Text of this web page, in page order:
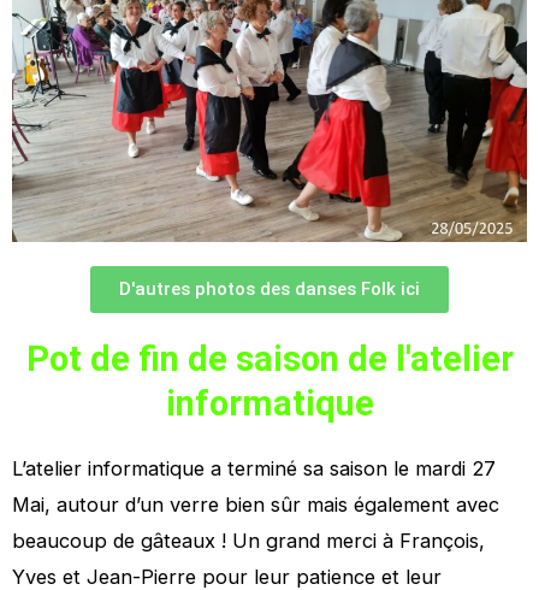
D'autres photos des danses Folk ici
Pot de fin de saison de l'atelier
informatique
L’atelier informatique a terminé sa saison le mardi 27
Mai, autour d’un verre bien sûr mais également avec
beaucoup de gâteaux ! Un grand merci à François,
Yves et Jean-Pierre pour leur patience et leur